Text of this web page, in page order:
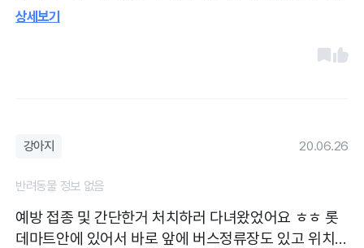
하게 잘 수술해쥬셨어요. 가는 김에 애견용품도 구매를
상세보기
강아지 20.06.26
반려동물 정보 없음
예방 접종 및 간단한거 처치하러 다녀왔었어요 ㅎㅎ 롯
데마트안에 있어서 바로 앞에 버스정류장도 있고 위치